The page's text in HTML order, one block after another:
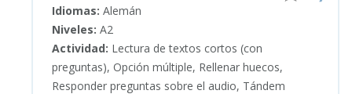
Idiomas: Alemán
Niveles: A2
Actividad: Lectura de textos cortos (con
preguntas), Opción múltiple, Rellenar huecos,
Responder preguntas sobre el audio, Tándem